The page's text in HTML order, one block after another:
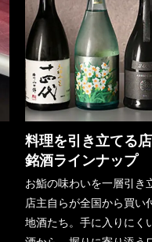
料理を引き立てる
銘酒ラインナップ
お鮨の味わいを一層引き
店主自らが全国から買い
地酒たち。手に入りにく